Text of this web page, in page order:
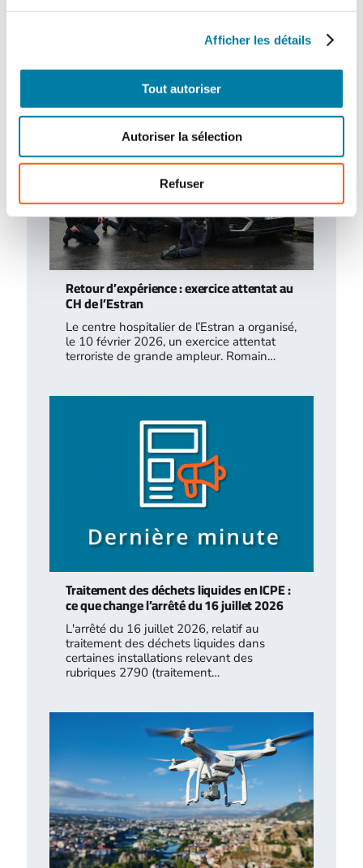
Afficher les détails
Tout autoriser
Autoriser la sélection
Refuser
Le Barpi a publié son inventaire des
survenus en 2025 au sein des installations
Retour d’expérience : exercice attentat au
CH de l’Estran
Le centre hospitalier de l’Estran a organisé,
le 10 février 2026, un exercice attentat
terroriste de grande ampleur. Romain…
Traitement des déchets liquides en ICPE :
ce que change l’arrêté du 16 juillet 2026
L'arrêté du 16 juillet 2026, relatif au
traitement des déchets liquides dans
certaines installations relevant des
rubriques 2790 (traitement…